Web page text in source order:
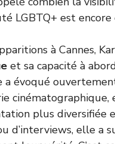
LGBTQ+ est encore
à Cannes,
et sa capacité à
a évoqué
plus diversifiée
d’interviews, elle a